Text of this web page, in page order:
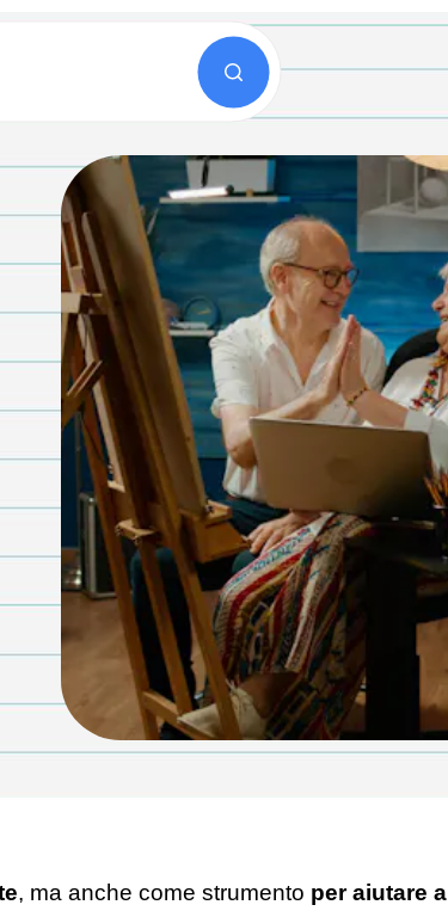
, ma anche come strumento per aiutare a